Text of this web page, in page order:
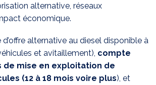
alternative, réseaux
économique.
d’offre alternative au diesel disponible à
et avitaillement), compte
de mise en exploitation de
(12 à 18 mois voire plus), et